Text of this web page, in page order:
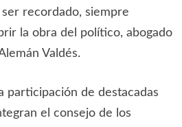
recordado, siempre
la obra del político, abogado
Valdés.
participación de destacadas
el consejo de los